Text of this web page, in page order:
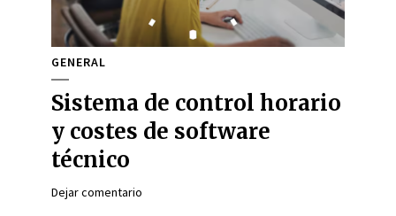
GENERAL
Sistema de control horario
y costes de software
técnico
Dejar comentario